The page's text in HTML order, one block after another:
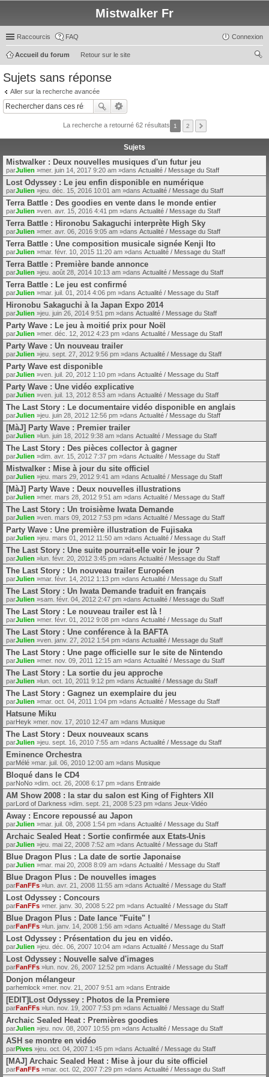
Mistwalker Fr
Raccourcis FAQ Connexion
Retour sur le site
Accueil du forum
Sujets sans réponse
Aller sur la recherche avancée
La recherche a retourné 62 résultats 1 2
Sujets
Mistwalker : Deux nouvelles musiques d'un futur jeu
parJulien »mer. juin 14, 2017 9:20 am »dans Actualité / Message du Staff
Lost Odyssey : Le jeu enfin disponible en numérique
parJulien »jeu. déc. 15, 2016 10:01 am »dans Actualité / Message du Staff
Terra Battle : Des goodies en vente dans le monde entier
parJulien »ven. avr. 15, 2016 4:41 pm »dans Actualité / Message du Staff
Terra Battle : Hironobu Sakaguchi interprète High Sky
parJulien »mer. avr. 06, 2016 9:05 am »dans Actualité / Message du Staff
Terra Battle : Une composition musicale signée Kenji Ito
parJulien »mar. févr. 10, 2015 11:20 am »dans Actualité / Message du Staff
Terra Battle : Première bande annonce
parJulien »jeu. août 28, 2014 10:13 am »dans Actualité / Message du Staff
Terra Battle : Le jeu est confirmé
parJulien »mar. juil. 01, 2014 4:06 pm »dans Actualité / Message du Staff
Hironobu Sakaguchi à la Japan Expo 2014
parJulien »jeu. juin 26, 2014 9:51 pm »dans Actualité / Message du Staff
Party Wave : Le jeu à moitié prix pour Noël
parJulien »mer. déc. 12, 2012 4:23 pm »dans Actualité / Message du Staff
Party Wave : Un nouveau trailer
parJulien »jeu. sept. 27, 2012 9:56 pm »dans Actualité / Message du Staff
Party Wave est disponible
parJulien »ven. juil. 20, 2012 1:10 pm »dans Actualité / Message du Staff
Party Wave : Une vidéo explicative
parJulien »ven. juil. 13, 2012 8:53 am »dans Actualité / Message du Staff
The Last Story : Le documentaire vidéo disponible en anglais
parJulien »jeu. juin 28, 2012 12:56 pm »dans Actualité / Message du Staff
[MàJ] Party Wave : Premier trailer
parJulien »lun. juin 18, 2012 9:38 am »dans Actualité / Message du Staff
The Last Story : Des pièces collector à gagner
parJulien »dim. avr. 15, 2012 7:37 pm »dans Actualité / Message du Staff
Mistwalker : Mise à jour du site officiel
parJulien »jeu. mars 29, 2012 9:41 am »dans Actualité / Message du Staff
[MàJ] Party Wave : Deux nouvelles illustrations
parJulien »mer. mars 28, 2012 9:51 am »dans Actualité / Message du Staff
The Last Story : Un troisième Iwata Demande
parJulien »ven. mars 09, 2012 7:53 pm »dans Actualité / Message du Staff
Party Wave : Une première illustration de Fujisaka
parJulien »jeu. mars 01, 2012 11:50 am »dans Actualité / Message du Staff
The Last Story : Une suite pourrait-elle voir le jour ?
parJulien »lun. févr. 20, 2012 3:45 pm »dans Actualité / Message du Staff
The Last Story : Un nouveau trailer Européen
parJulien »mar. févr. 14, 2012 1:13 pm »dans Actualité / Message du Staff
The Last Story : Un Iwata Demande traduit en français
parJulien »sam. févr. 04, 2012 2:47 pm »dans Actualité / Message du Staff
The Last Story : Le nouveau trailer est là !
parJulien »mer. févr. 01, 2012 9:08 pm »dans Actualité / Message du Staff
The Last Story : Une conférence à la BAFTA
parJulien »ven. janv. 27, 2012 1:54 pm »dans Actualité / Message du Staff
The Last Story : Une page officielle sur le site de Nintendo
parJulien »mer. nov. 09, 2011 12:15 am »dans Actualité / Message du Staff
The Last Story : La sortie du jeu approche
parJulien »lun. oct. 10, 2011 9:12 pm »dans Actualité / Message du Staff
The Last Story : Gagnez un exemplaire du jeu
parJulien »mar. oct. 04, 2011 1:04 pm »dans Actualité / Message du Staff
Hatsune Miku
parHeyk »mer. nov. 17, 2010 12:47 am »dans Musique
The Last Story : Deux nouveaux scans
parJulien »jeu. sept. 16, 2010 7:55 am »dans Actualité / Message du Staff
Eminence Orchestra
parMélé »mar. juil. 06, 2010 12:00 am »dans Musique
Bloqué dans le CD4
parNoNo »dim. oct. 26, 2008 6:17 pm »dans Entraide
AM Show 2008 : la star du salon est King of Fighters XII
parLord of Darkness »dim. sept. 21, 2008 5:23 pm »dans Jeux-Vidéo
Away : Encore repoussé au Japon
parJulien »mar. juil. 08, 2008 1:54 pm »dans Actualité / Message du Staff
Archaic Sealed Heat : Sortie confirmée aux Etats-Unis
parJulien »jeu. mai 22, 2008 7:52 am »dans Actualité / Message du Staff
Blue Dragon Plus : La date de sortie Japonaise
parJulien »mar. mai 20, 2008 8:09 am »dans Actualité / Message du Staff
Blue Dragon Plus : De nouvelles images
parFanFFs »lun. avr. 21, 2008 11:55 am »dans Actualité / Message du Staff
Lost Odyssey : Concours
parFanFFs »mer. janv. 30, 2008 5:22 pm »dans Actualité / Message du Staff
Blue Dragon Plus : Date lance "Fuite" !
parFanFFs »lun. janv. 14, 2008 1:56 am »dans Actualité / Message du Staff
Lost Odyssey : Présentation du jeu en vidéo.
parJulien »jeu. déc. 06, 2007 10:04 am »dans Actualité / Message du Staff
Lost Odyssey : Nouvelle salve d'images
parFanFFs »lun. nov. 26, 2007 12:52 pm »dans Actualité / Message du Staff
Donjon mélangeur
parhemlock »mer. nov. 21, 2007 9:51 am »dans Entraide
[EDIT]Lost Odyssey : Photos de la Premiere
parFanFFs »lun. nov. 19, 2007 7:53 pm »dans Actualité / Message du Staff
Archaic Sealed Heat : Premières goodies
parJulien »jeu. nov. 08, 2007 10:55 pm »dans Actualité / Message du Staff
ASH se montre en vidéo
parPives »jeu. oct. 04, 2007 1:45 pm »dans Actualité / Message du Staff
[MAJ] Archaic Sealed Heat : Mise à jour du site officiel
parFanFFs »mar. oct. 02, 2007 7:29 pm »dans Actualité / Message du Staff